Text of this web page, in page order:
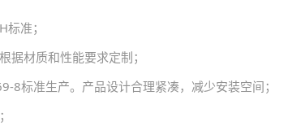
准；
据材质和性能要求定制；
8标准生产。产品设计合理紧凑，减少安装空间；